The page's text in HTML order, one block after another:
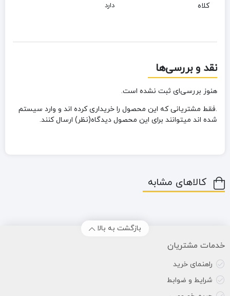
کلاه دارد
نقد و بررسی‌ها
هنوز بررسی‌ای ثبت نشده است.
.فقط مشتریانی که این محصول را خریداری کرده اند و وارد سیستم
شده اند میتوانند برای این محصول دیدگاه(نظر) ارسال کنند.
کالاهای مشابه
بازگشت به بالا
خدمات مشتریان
راهنمای خرید
شرایط و ضوابط